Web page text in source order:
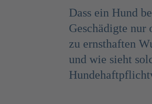
Dass ein Hund
Geschädigte nur
zu ernsthaften
und wie sieht